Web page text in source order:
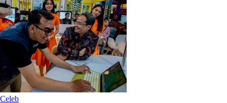
Celeb